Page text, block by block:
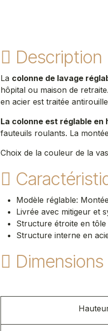
Description
La colonne de lavage
hôpital ou maison de
en acier est traitée
La colonne est réglable en
fauteuils roulants. La
Choix de la couleur de la
Modèle réglable:
Livrée avec mitigeur et
Structure étroite en
Structure interne en
Dimensions